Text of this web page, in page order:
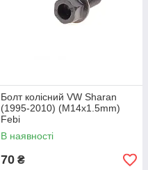
Болт колісний VW Sharan
(1995-2010) (M14x1.5mm)
Febi
В наявності
70 ₴